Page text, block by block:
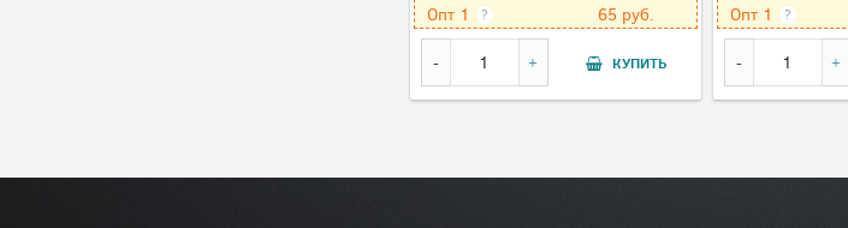
Опт 1 ? 65 руб.
КУПИТЬ
Опт 1 ?